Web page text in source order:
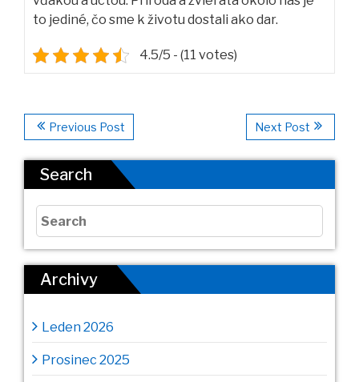
to jediné, čo sme k životu dostali ako dar.
4.5/5 - (11 votes)
Previous Post Next Post
Search
Archivy
Leden 2026
Prosinec 2025